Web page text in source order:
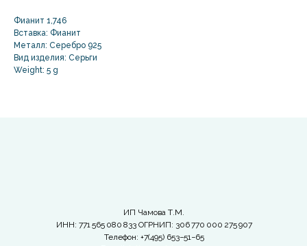
Фианит 1,746
Вставка: Фианит
Металл: Серебро 925
Вид изделия: Серьги
Weight: 5 g
ИП Чамова Т.М.
ИНН: 771 565 080 833 ОГРНИП: 306 770 000 275 907
Телефон: +7(495) 653−51−65